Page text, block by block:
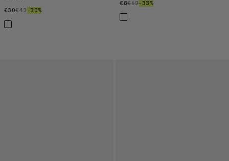
€30€30
€43€43
–30%
€8€8
€12€12
–33%